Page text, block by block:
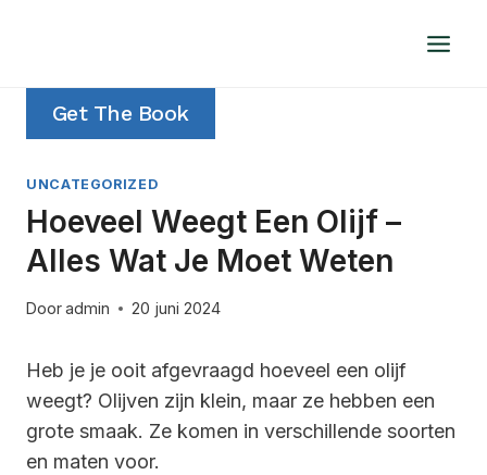
Get The Book
UNCATEGORIZED
Hoeveel Weegt Een Olijf –
Alles Wat Je Moet Weten
Dooradmin 20 juni 2024
Heb je je ooit afgevraagd hoeveel een olijf
weegt? Olijven zijn klein, maar ze hebben een
grote smaak. Ze komen in verschillende soorten
en maten voor.